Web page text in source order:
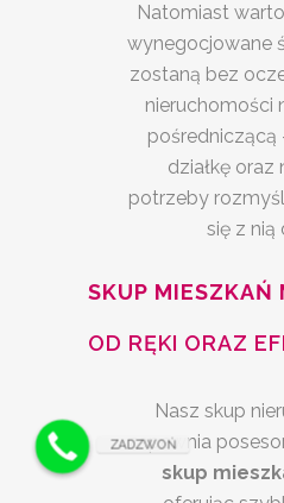
Natomiast
wynegocjowane
zostaną bez
nieruchomości
działkę oraz
potrzeby
się z nią
SKUP MIESZKAŃ
OD RĘKI ORAZ
Nasz skup
zapewnia
skup
ZADZWOŃ